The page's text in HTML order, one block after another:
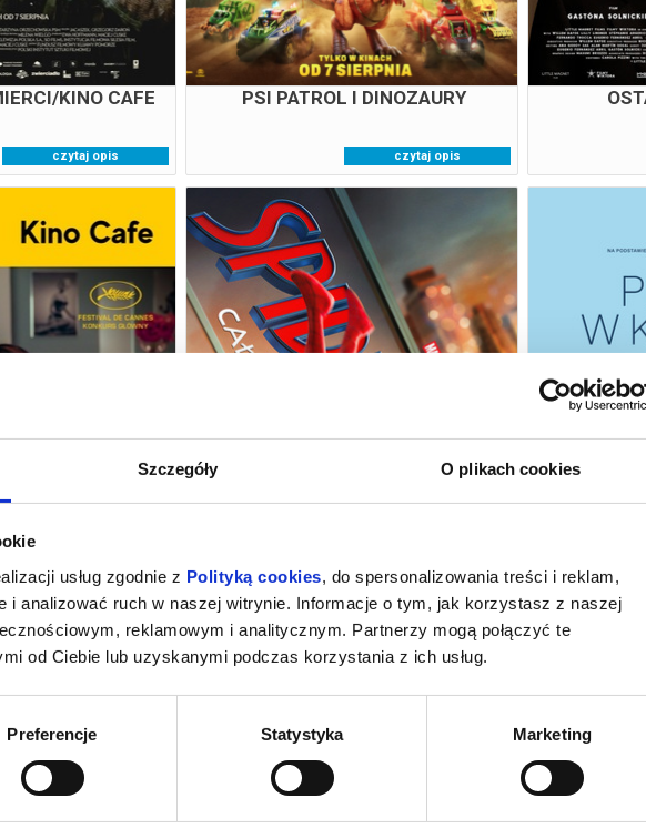
Szczegóły O plikach cookies
usług zgodnie z Polityką cookies, do spersonalizowania treści i reklam,
i analizować ruch w naszej witrynie. Informacje o tym, jak korzystasz z naszej
reklamowym i analitycznym. Partnerzy mogą połączyć te
od Ciebie lub uzyskanymi podczas korzystania z ich usług.
Preferencje Statystyka Marketing
KINO CAFE
czytaj opis
PSI PATROL I DINOZAURY
16:15
czytaj opis
czytaj opis
DZIEŃ/DUBBING
18:00